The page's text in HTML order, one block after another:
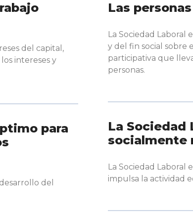
del capital,
intereses y
para
del
Las
La Sociedad Laboral
y del fin social sobre
participativa que
personas.
La Sociedad
socialmente
La Sociedad
impulsa la actividad